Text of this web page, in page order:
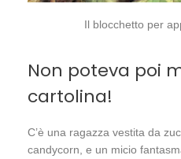
Il blocchetto per
Non poteva poi
cartolina!
C’è una ragazza vestita da
candycorn, e un micio